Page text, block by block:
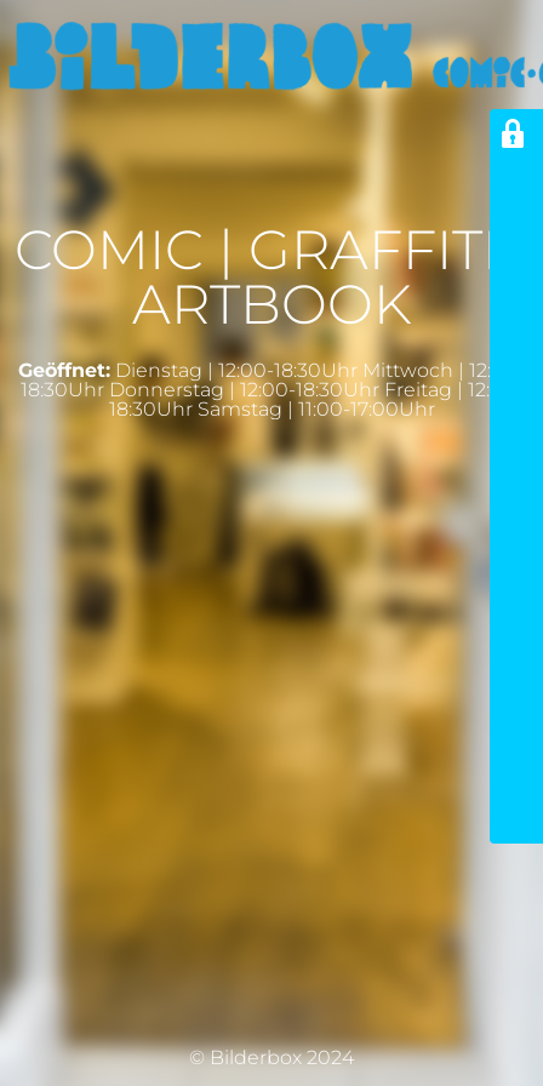
COMIC | GRAFFITI |
ARTBOOK
Geöffnet: Dienstag | 12:00-18:30Uhr Mittwoch | 12:00-
18:30Uhr Donnerstag | 12:00-18:30Uhr Freitag | 12:00-
18:30Uhr Samstag | 11:00-17:00Uhr
© Bilderbox 2024